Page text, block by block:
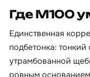
Где М100
Единственная
подбетонка:
утрамбованной
ровным